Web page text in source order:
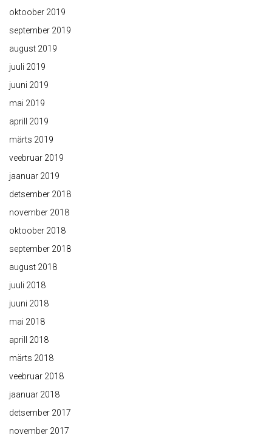
oktoober 2019
september 2019
august 2019
juuli 2019
juuni 2019
mai 2019
aprill 2019
märts 2019
veebruar 2019
jaanuar 2019
detsember 2018
november 2018
oktoober 2018
september 2018
august 2018
juuli 2018
juuni 2018
mai 2018
aprill 2018
märts 2018
veebruar 2018
jaanuar 2018
detsember 2017
november 2017